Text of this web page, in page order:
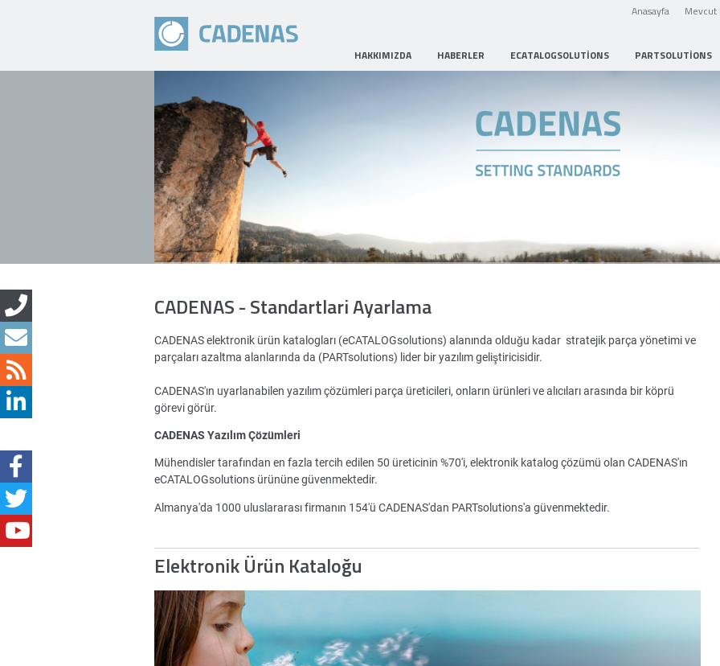
Anasayfa Mevcut
HAKKIMIZDA HABERLER ECATALOGSOLUTIONS PARTSOLUTIONS
CADENAS - Standartlari Ayarlama
CADENAS elektronik ürün katalogları (eCATALOGsolutions) alanında olduğu kadar stratejik parça yönetimi ve
parçaları azaltma alanlarında da (PARTsolutions) lider bir yazılım geliştiricisidir.
CADENAS'ın uyarlanabilen yazılım çözümleri parça üreticileri, onların ürünleri ve alıcıları arasında bir köprü
görevi görür.
CADENAS Yazılım Çözümleri
Mühendisler tarafından en fazla tercih edilen 50 üreticinin %70'i, elektronik katalog çözümü olan CADENAS'ın
eCATALOGsolutions ürününe güvenmektedir.
Almanya'da 1000 uluslararası firmanın 154'ü CADENAS'dan PARTsolutions'a güvenmektedir.
Elektronik Ürün Kataloğu